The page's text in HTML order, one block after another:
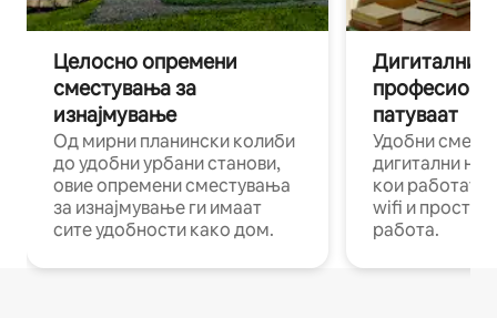
Целосно опремени
сместувања за
изнајмување
Од мирни планински колиби
до удобни урбани станови,
овие опремени сместувања
за изнајмување ги имаат
сите удобности како дом.
Дигитални
патуваат
Удобни
дигитални
кои работат
wifi и
работа.